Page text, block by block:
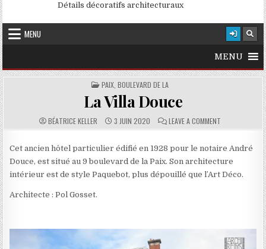
Détails décoratifs architecturaux
MENU
MENU
POSTED IN
PAIX, BOULEVARD DE LA
La Villa Douce
AUTHOR:
BÉATRICE KELLER PUBLISHED DATE:
3 JUIN 2020 COMMENTS:
LEAVE A COMMENT ON LA VILLA
Cet ancien hôtel particulier édifié en 1928 pour le notaire André
Douce, est situé au 9 boulevard de la Paix. Son architecture
intérieur est de style Paquebot, plus dépouillé que l’Art Déco.
Architecte : Pol Gosset.